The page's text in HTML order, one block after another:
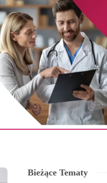
Bieżące Tematy